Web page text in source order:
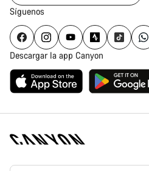
Síguenos
Descargar la app Canyon